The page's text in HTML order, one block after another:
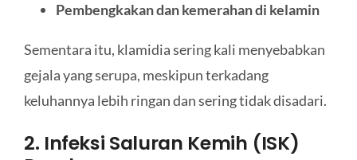
Pembengkakan dan kemerahan di kelamin
Sementara itu, klamidia sering kali menyebabkan
gejala yang serupa, meskipun terkadang
keluhannya lebih ringan dan sering tidak disadari.
2. Infeksi Saluran Kemih (ISK)